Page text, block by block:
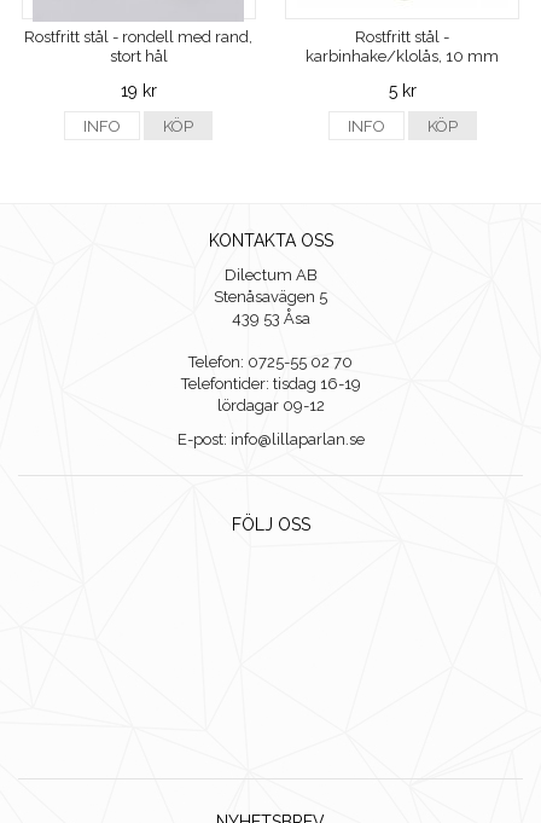
Rostfritt stål - rondell med rand,
stort hål
19 kr
INFO KÖP
Rostfritt stål -
karbinhake/klolås, 10 mm
5 kr
INFO KÖP
KONTAKTA OSS
Dilectum AB
Stenåsavägen 5
439 53 Åsa
Telefon: 0725-55 02 70
Telefontider: tisdag 16-19
lördagar 09-12
E-post: info@lillaparlan.se
FÖLJ OSS